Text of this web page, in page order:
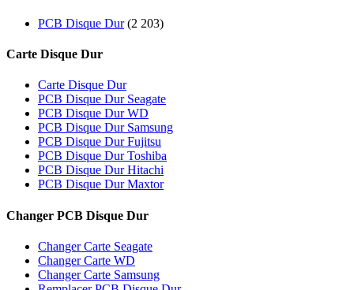
PCB Disque Dur(2 203)
Carte Disque Dur
Carte Disque Dur
PCB Disque Dur Seagate
PCB Disque Dur WD
PCB Disque Dur Samsung
PCB Disque Dur Fujitsu
PCB Disque Dur Toshiba
PCB Disque Dur Hitachi
PCB Disque Dur Maxtor
Changer PCB Disque Dur
Changer Carte Seagate
Changer Carte WD
Changer Carte Samsung